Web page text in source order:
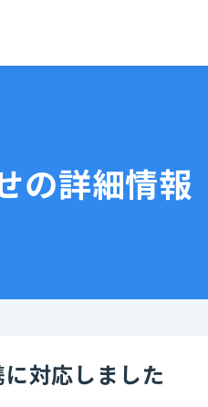
の詳細情報
対応しました